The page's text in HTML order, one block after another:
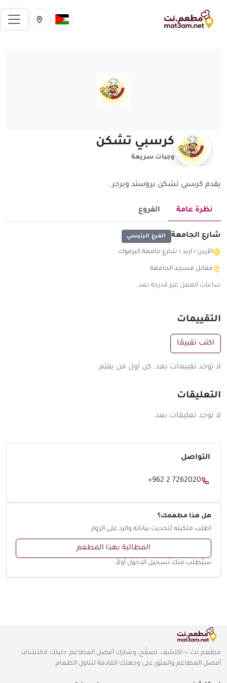
تغيير الدولة الحالية
تغيير المدينة
كرسبي تشكن
وجبات سريعة
يقدم كرسبي تشكن بروستد وبرجر .
نظرة عامة الفروع
شارع الجامعة الفرع الرئيسي
الأردن › اربد › شارع جامعة اليرموك
مقابل مسجد الجامعة
ساعات العمل غير مُدرجة بعد.
التقييمات
اكتب تقييمًا
لا توجد تقييمات بعد. كن أول من يقيّم.
التعليقات
لا توجد تعليقات بعد.
التواصل
+962 2 7262020
هل هذا مطعمك؟
اطلب ملكيته لتحديث بياناته والرد على الزوار.
المطالبة بهذا المطعم
سيُطلب منك تسجيل الدخول أولاً.
مطعم.نت — اكتشف، تصفّح، وشارك أفضل المطاعم. دليلك لاكتشاف
أفضل المطاعم والعثور على وجهتك القادمة لتناول الطعام.